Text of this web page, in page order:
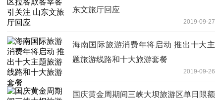
东文旅厅回应
2019-09-27
海南国际旅游消费年将启动 推出十大主
题旅游线路和十大旅游套餐
2019-09-26
国庆黄金周期间三峡大坝旅游区单日限额